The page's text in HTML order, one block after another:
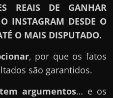
REAIS DE GANHAR
INSTAGRAM DESDE O
O MAIS DISPUTADO.
, por que os fatos
são garantidos.
argumentos… e os